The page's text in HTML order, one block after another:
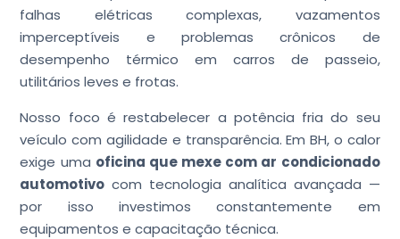
falhas elétricas complexas, vazamentos
imperceptíveis e problemas crônicos de
desempenho térmico em carros de passeio,
utilitários leves e frotas.
Nosso foco é restabelecer a potência fria do seu
veículo com agilidade e transparência. Em BH, o calor
exige uma oficina que mexe com ar condicionado
automotivo com tecnologia analítica avançada —
por isso investimos constantemente em
equipamentos e capacitação técnica.